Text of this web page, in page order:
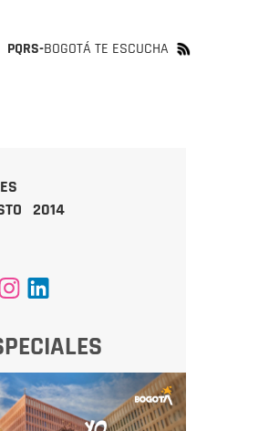
PQRS-BOGOTÁ TE ESCUCHA
2014